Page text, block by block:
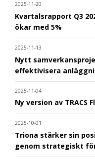
2025-11-20
Kvartalsrapport Q3
ökar med 5%
2025-11-13
Nytt
effektivisera
2025-11-04
Ny version av TRACS
2025-10-01
Triona stärker sin
genom strategiskt